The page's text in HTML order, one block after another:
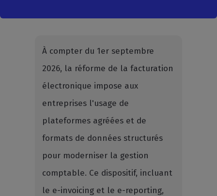
À compter du 1er septembre
2026, la réforme de la facturation
électronique impose aux
entreprises l'usage de
plateformes agréées et de
formats de données structurés
pour moderniser la gestion
comptable. Ce dispositif, incluant
le e-invoicing et le e-reporting,